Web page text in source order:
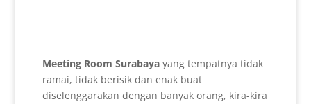
Meeting Room Surabaya yang tempatnya tidak
ramai, tidak berisik dan enak buat
diselenggarakan dengan banyak orang, kira-kira